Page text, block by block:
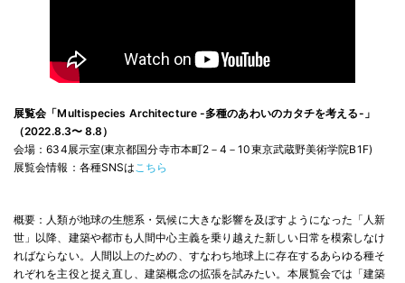
展覧会「Multispecies Architecture -多種のあわいのカタチを考える-」
（2022.8.3〜 8.8）
会場：634展示室(東京都国分寺市本町2－4－10東京武蔵野美術学院B1F)
展覧会情報：各種SNSは こちら
概要：人類が地球の生態系・気候に大きな影響を及ぼすようになった「人新
世」以降、建築や都市も人間中心主義を乗り越えた新しい日常を模索しなけ
ればならない。人間以上のための、すなわち地球上に存在するあらゆる種そ
れぞれを主役と捉え直し、建築概念の拡張を試みたい。本展覧会では「建築